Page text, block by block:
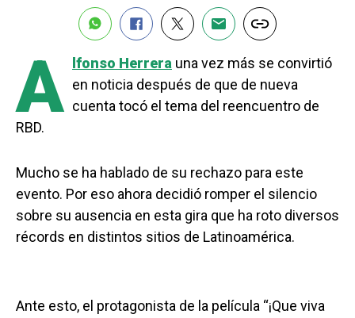
A lfonso Herrera una vez más se convirtió
en noticia después de que de nueva
cuenta tocó el tema del reencuentro de
RBD.
Mucho se ha hablado de su rechazo para este
evento. Por eso ahora decidió romper el silencio
sobre su ausencia en esta gira que ha roto diversos
récords en distintos sitios de Latinoamérica.
Ante esto, el protagonista de la película “¡Que viva